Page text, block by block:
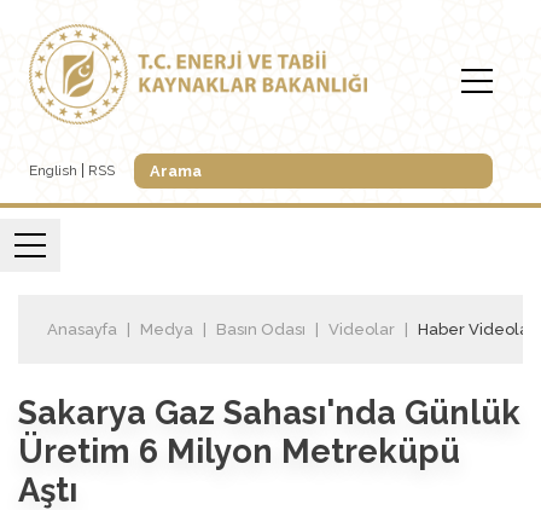
English RSS
Anasayfa Medya Basın Odası Videolar Haber Videoları
Sakarya Gaz Sahası'nda Günlük
Üretim 6 Milyon Metreküpü
Aştı